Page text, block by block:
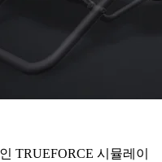
TRUEFORCE 시뮬레이